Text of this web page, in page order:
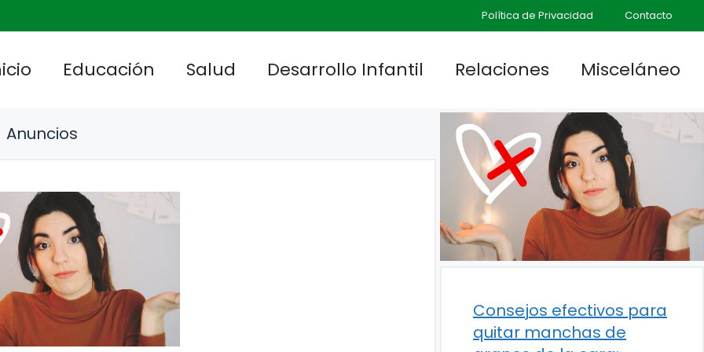
Política de Privacidad Contacto
Educación Salud Desarrollo Infantil Relaciones Misceláneo
Anuncios
Consejos efectivos para
quitar manchas de